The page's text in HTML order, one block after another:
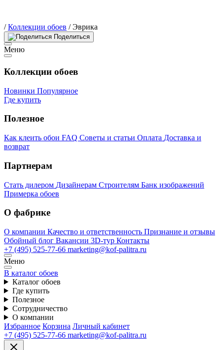
/Коллекции обоев /Эврика
Поделиться
Меню
Коллекции обоев
Новинки Популярное
Где купить
Полезное
Как клеить обои FAQ Советы и статьи Оплата Доставка и
возврат
Партнерам
Стать дилером Дизайнерам Строителям Банк изображений
Примерка обоев
О фабрике
О компании Качество и ответственность Признание и отзывы
Обойный блог Вакансии 3D-тур Контакты
+7 (495) 525-77-66 marketing@kof-palitra.ru
Меню
В каталог обоев
Каталог обоев
Где купить
Полезное
Сотрудничество
О компании
Избранное Корзина Личный кабинет
+7 (495) 525-77-66 marketing@kof-palitra.ru